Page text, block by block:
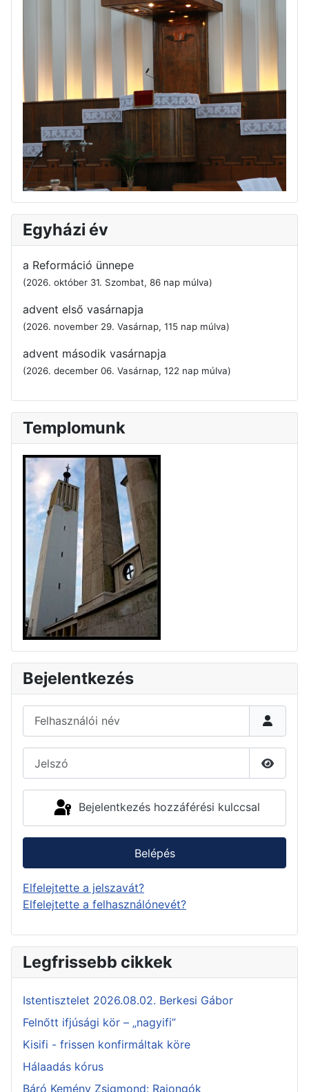
Egyházi év
a Reformáció ünnepe
(2026. október 31. Szombat, 86 nap múlva)
advent első vasárnapja
(2026. november 29. Vasárnap, 115 nap múlva)
advent második vasárnapja
(2026. december 06. Vasárnap, 122 nap múlva)
Templomunk
Bejelentkezés
Felhasználói név
Jelszó
Bejelentkezés hozzáférési kulccsal
Belépés
Elfelejtette a jelszavát?
Elfelejtette a felhasználónevét?
Legfrissebb cikkek
Istentisztelet 2026.08.02. Berkesi Gábor
Felnőtt ifjúsági kör – „nagyifi”
Kisifi - frissen konfirmáltak köre
Hálaadás kórus
Báró Kemény Zsigmond: Rajongók